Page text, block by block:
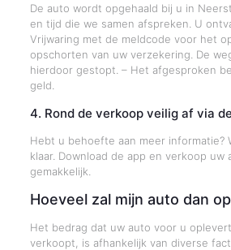
De auto wordt opgehaald bij u in
en tijd die we samen afspreken. U
Vrijwaring met de meldcode voor het
opschorten van uw verzekering. De
hierdoor gestopt. – Het afgesproken
geld.
4. Rond de verkoop veilig af via
Hebt u behoefte aan meer informatie?
klaar. Download de app en verkoop uw
gemakkelijk.
Hoeveel zal mijn auto dan
Het bedrag dat uw auto voor u
verkoopt, is afhankelijk van diverse